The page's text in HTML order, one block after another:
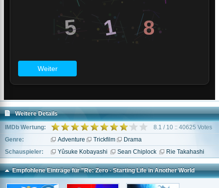
Weitere Details
IMDb Wertung:
8.1 / 10 :: 40625 Votes
Genre:
Adventure Trickfilm
Drama
Schauspieler:
Yûsuke Kobayashi Sean Chiplock Rie Takahashi
Empfohlene Einträge für "Re: Zero - Starting Life in Another World
*german subbed*"